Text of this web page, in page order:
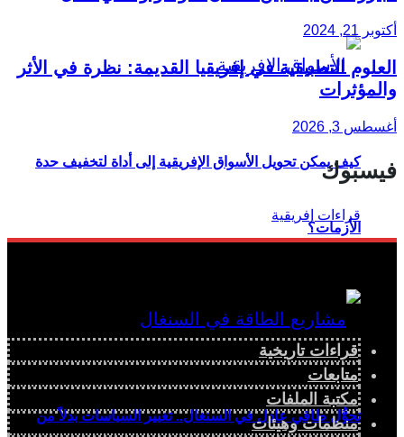
كيف يمكن تحويل الأسواق الإفريقية إلى أداة لتخفيف حدة
الأزمات؟
تحوُّل طاقي عادل في السنغال.. تغيير السياسات بدلاً من
أكتوبر 21, 2024
العلوم التطبيقية في إفريقيا القديمة: نظرة في الأثر
والمؤثرات
أغسطس 3, 2026
فيسبوك
قراءات تاريخية
متابعات
مكتبة الملفات
منظمات وهيئات